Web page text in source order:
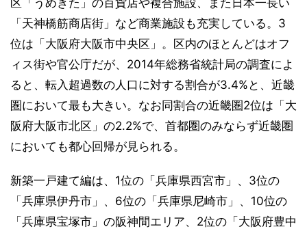
区「うめきた」の百貨店や複合施設、また日本一長い
「天神橋筋商店街」など商業施設も充実している。3
位は「大阪府大阪市中央区」。区内のほとんどはオフ
ィス街や官公庁だが、2014年総務省統計局の調査によ
ると、転入超過数の人口に対する割合が3.4%と、近畿
圏において最も大きい。なお同割合の近畿圏2位は「大
阪府大阪市北区」の2.2%で、首都圏のみならず近畿圏
においても都心回帰が見られる。
新築一戸建て編は、1位の「兵庫県西宮市」、3位の
「兵庫県伊丹市」、6位の「兵庫県尼崎市」、10位の
「兵庫県宝塚市」の阪神間エリア、2位の「大阪府豊中